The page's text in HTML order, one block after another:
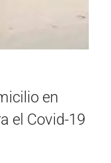
en
el Covid-19